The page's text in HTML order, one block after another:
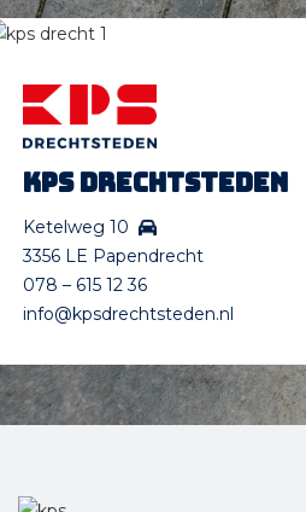
KPS Drechtsteden
Ketelweg 10
3356 LE Papendrecht
078 – 615 12 36
info@kpsdrechtsteden.nl